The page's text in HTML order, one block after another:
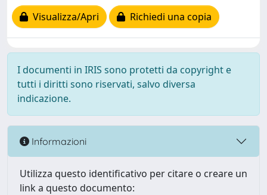
Visualizza/Apri
Richiedi una copia
I documenti in IRIS sono protetti da copyright e
tutti i diritti sono riservati, salvo diversa
indicazione.
Informazioni
Utilizza questo identificativo per citare o creare un
link a questo documento: